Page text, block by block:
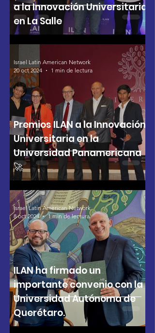
a la Innovación Universitaria
en La Salle
Premios ILAN a la Innovación
Universitaria en la
Universidad Panamericana
🚀
Israel Latin American Network
20 oct 2024
1 min de lectura
ILAN ha firmado un
importante convenio con la
Universidad Autónoma de
Querétaro.
Israel Latin American Network
8 oct 2024
1 min de lectura